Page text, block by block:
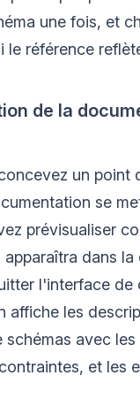
une fois, et
le référence
de la
un point
se
prévisualiser
apparaîtra dans
l'interface de
affiche les
schémas avec
et les